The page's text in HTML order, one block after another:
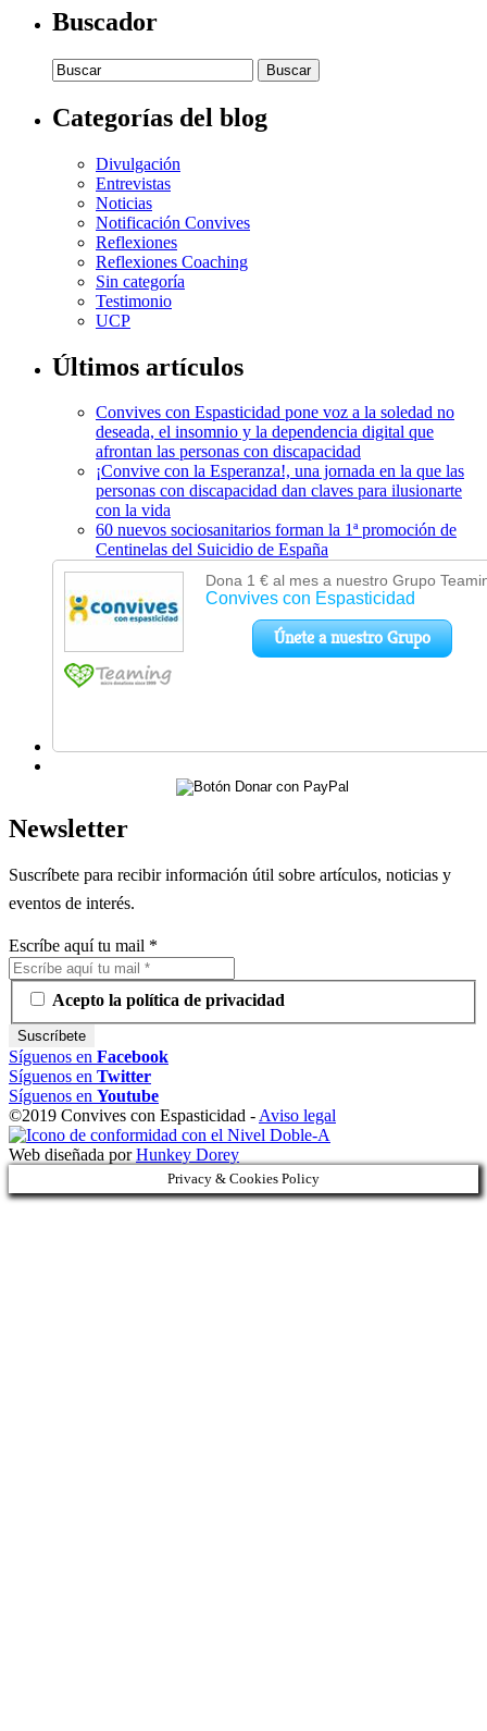
Buscador
Buscar:
Categorías del blog
Divulgación
Entrevistas
Noticias
Notificación Convives
Reflexiones
Reflexiones Coaching
Sin categoría
Testimonio
UCP
Últimos artículos
Convives con Espasticidad pone voz a la soledad no
deseada, el insomnio y la dependencia digital que
afrontan las personas con discapacidad
¡Convive con la Esperanza!, una jornada en la que las
personas con discapacidad dan claves para ilusionarte
con la vida
60 nuevos sociosanitarios forman la 1ª promoción de
Centinelas del Suicidio de España
Newsletter
Suscríbete para recibir información útil sobre artículos, noticias y
eventos de interés.
Escríbe aquí tu mail *
Acepto la política de privacidad
Síguenos en Facebook
Síguenos en Twitter
Síguenos en Youtube
©2019 Convives con Espasticidad - Aviso legal
Web diseñada porHunkey Dorey
Privacy & Cookies Policy